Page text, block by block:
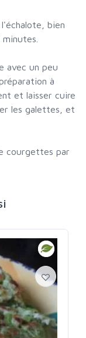
bien
avec un peu
à
et laisser cuire
les galettes, et
courgettes par